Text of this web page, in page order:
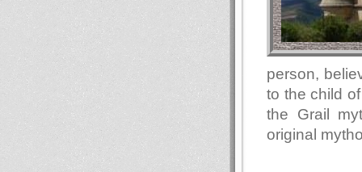
person,
to the child
the Grail
original